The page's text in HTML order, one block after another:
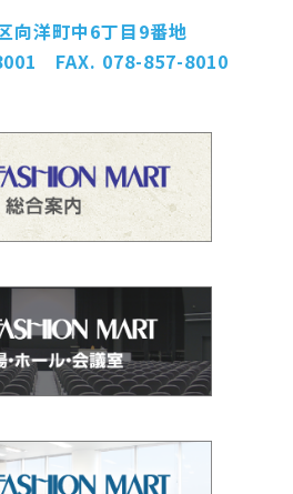
向洋町中6丁目9番地
FAX. 078-857-8010